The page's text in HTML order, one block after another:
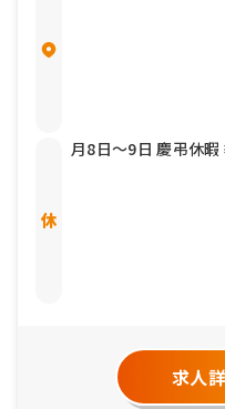
月8日〜9日 慶弔休暇
求人